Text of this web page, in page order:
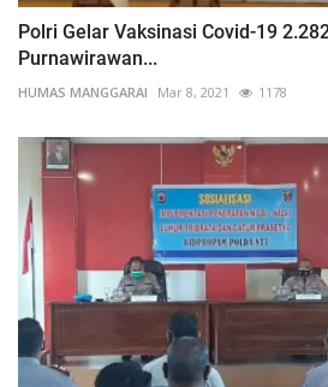
Polri Gelar Vaksinasi Covid-19
Purnawirawan...
HUMAS MANGGARAI Mar 8, 2021 1178